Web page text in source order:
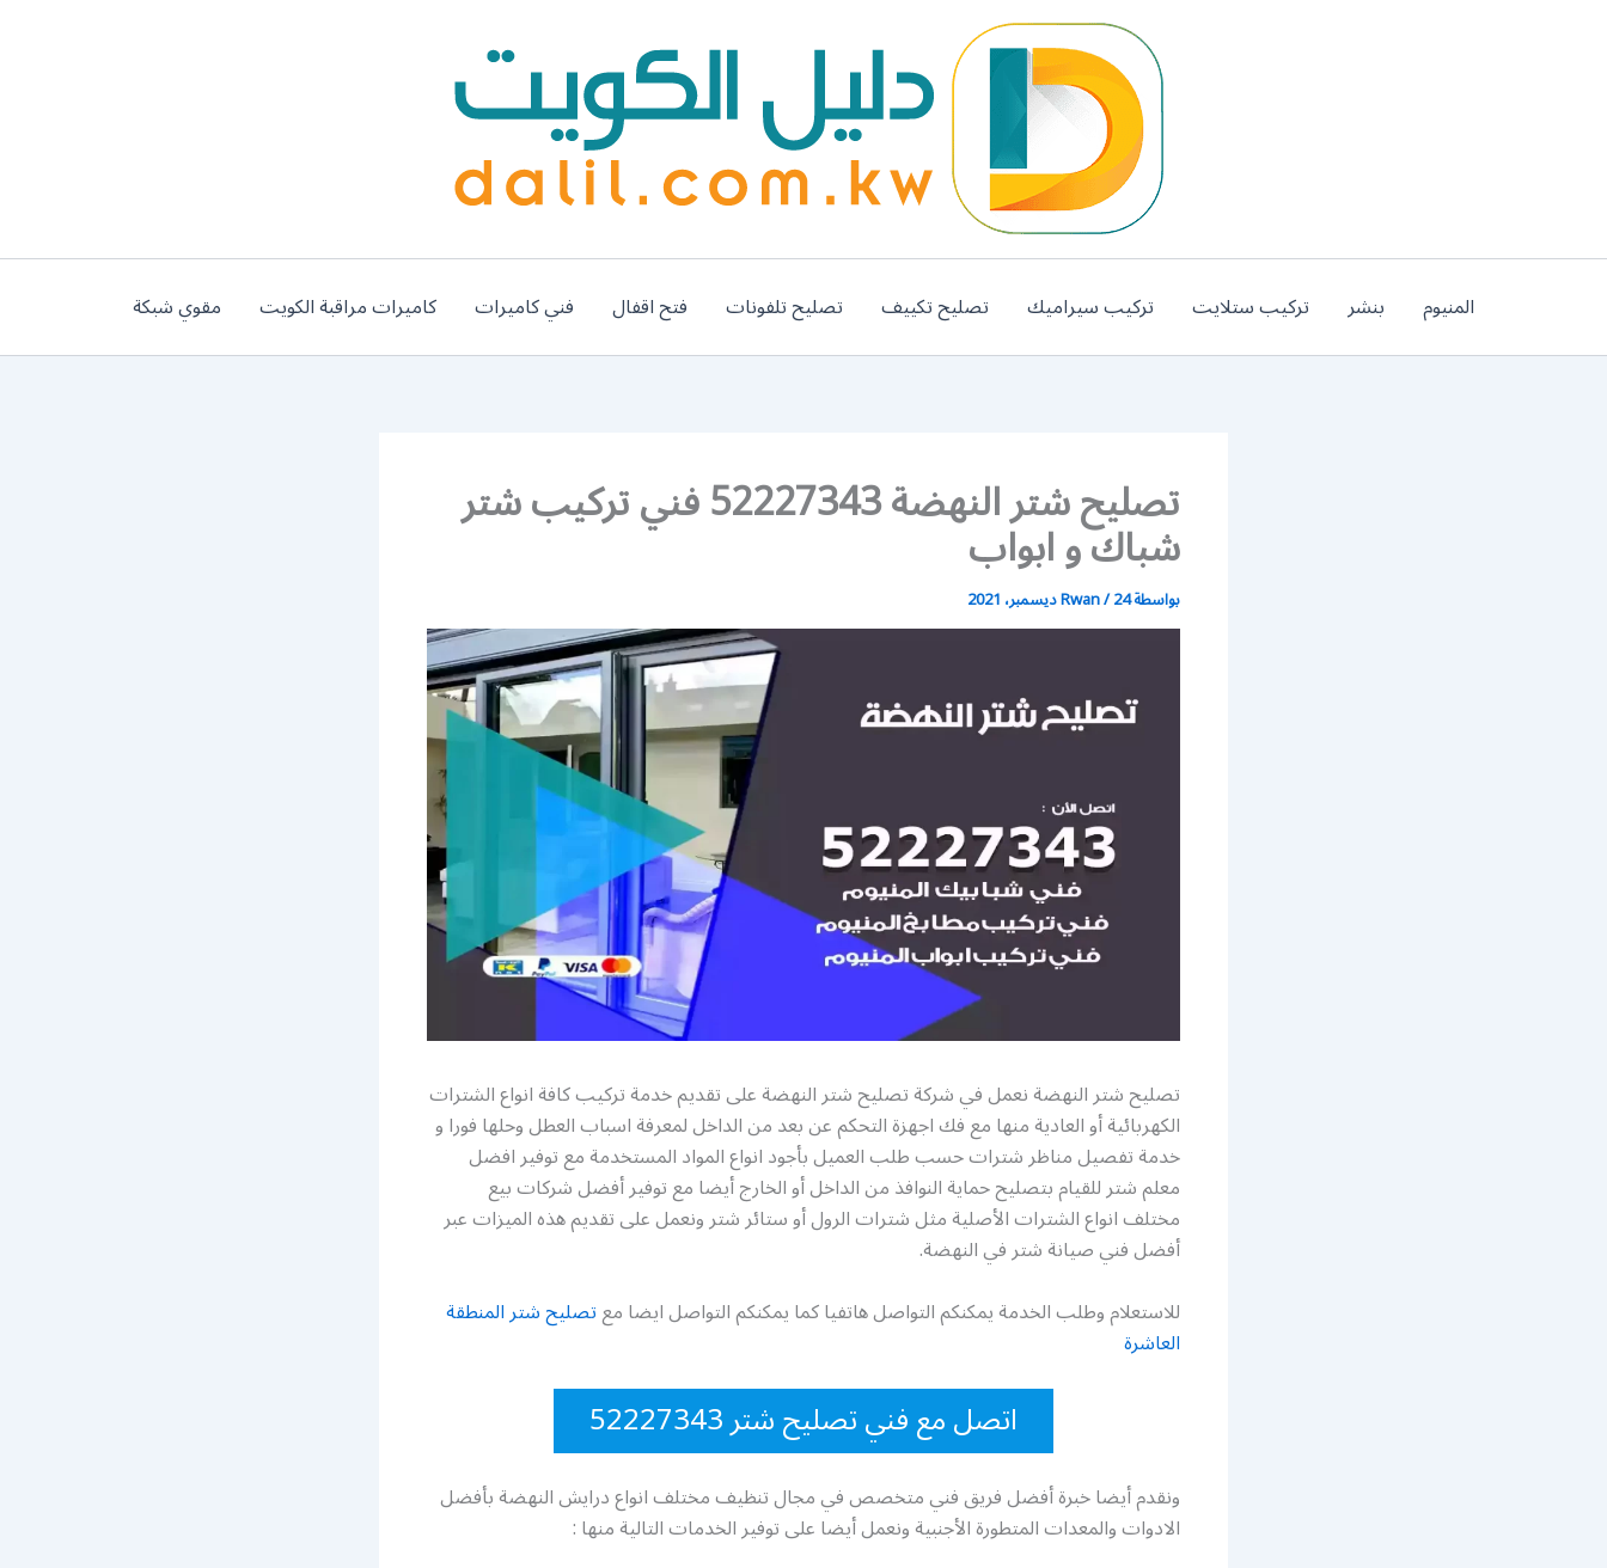
المنيوم بنشر تركيب ستلايت تركيب سيراميك تصليح تكييف تصليح تلفونات فتح اقفال فني كاميرات كاميرات مراقبة الكويت مقوي شبكة
تصليح شتر النهضة 52227343 فني تركيب شتر
شباك و ابواب
بواسطة Rwan/24 ديسمبر، 2021
تصليح شتر النهضة نعمل في شركة تصليح شتر النهضة على تقديم خدمة تركيب كافة انواع الشترات
الكهربائية أو العادية منها مع فك اجهزة التحكم عن بعد من الداخل لمعرفة اسباب العطل وحلها فورا و
خدمة تفصيل مناظر شترات حسب طلب العميل بأجود انواع المواد المستخدمة مع توفير افضل
معلم شتر للقيام بتصليح حماية النوافذ من الداخل أو الخارج أيضا مع توفير أفضل شركات بيع
مختلف انواع الشترات الأصلية مثل شترات الرول أو ستائر شتر ونعمل على تقديم هذه الميزات عبر
أفضل فني صيانة شتر في النهضة.
للاستعلام وطلب الخدمة يمكنكم التواصل هاتفيا كما يمكنكم التواصل ايضا معتصليح شتر المنطقة
العاشرة
اتصل مع فني تصليح شتر 52227343
ونقدم أيضا خبرة أفضل فريق فني متخصص في مجال تنظيف مختلف انواع درايش النهضة بأفضل
الادوات والمعدات المتطورة الأجنبية ونعمل أيضا على توفير الخدمات التالية منها :